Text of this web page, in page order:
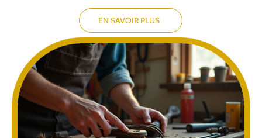
EN SAVOIR PLUS